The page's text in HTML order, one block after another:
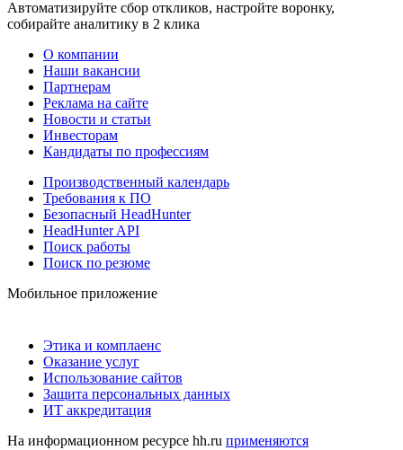
Автоматизируйте сбор откликов, настройте воронку,
собирайте аналитику в 2 клика
О компании
Наши вакансии
Партнерам
Реклама на сайте
Новости и статьи
Инвесторам
Кандидаты по профессиям
Производственный календарь
Требования к ПО
Безопасный HeadHunter
HeadHunter API
Поиск работы
Поиск по резюме
Мобильное приложение
Этика и комплаенс
Оказание услуг
Использование сайтов
Защита персональных данных
ИТ аккредитация
На информационном ресурсе hh.ru применяются